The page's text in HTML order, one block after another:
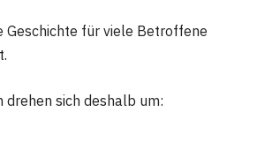
Geschichte für viele Betroffene
drehen sich deshalb um: